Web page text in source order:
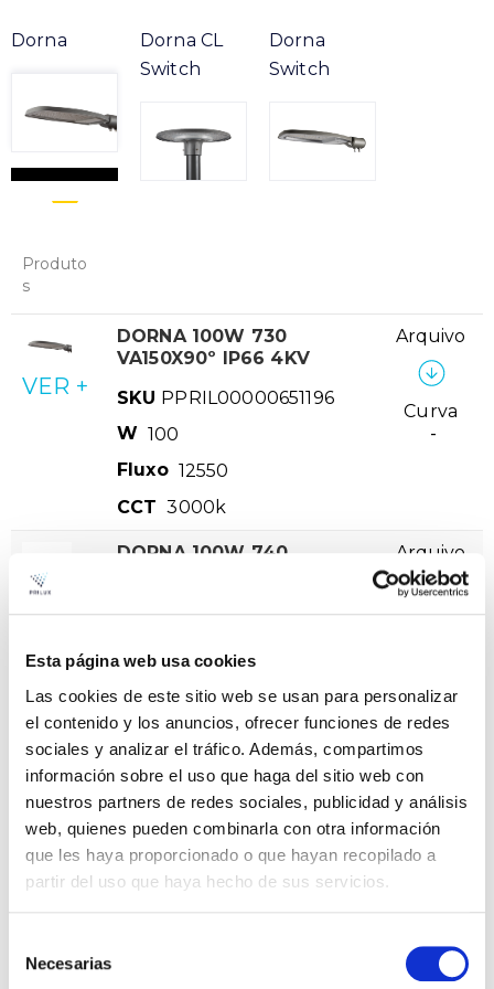
Esta página web usa cookies
Las cookies de este sitio web se usan para personalizar
el contenido y los anuncios, ofrecer funciones de redes
sociales y analizar el tráfico. Además, compartimos
información sobre el uso que haga del sitio web con
nuestros partners de redes sociales, publicidad y análisis
web, quienes pueden combinarla con otra información
que les haya proporcionado o que hayan recopilado a
partir del uso que haya hecho de sus servicios.
Necesarias
Dorna
Dorna CL
Switch
Dorna
Switch
Produto
s
VER +
DORNA 100W 730
VA150X90º IP66 4KV
SKU PPRIL00000651196
W 100
Fluxo 12550
CCT 3000k
Arquivo
Curva
-
VER +
DORNA 100W 740
SKU PPRIL00000651202
100
Fluxo
12550
CCT 4000k
Arquivo
VER +
DORNA 30W 730 VA
150X90º IP66 4KV
SKU PPRIL00000652476
W 30
Arquivo
Curva
-